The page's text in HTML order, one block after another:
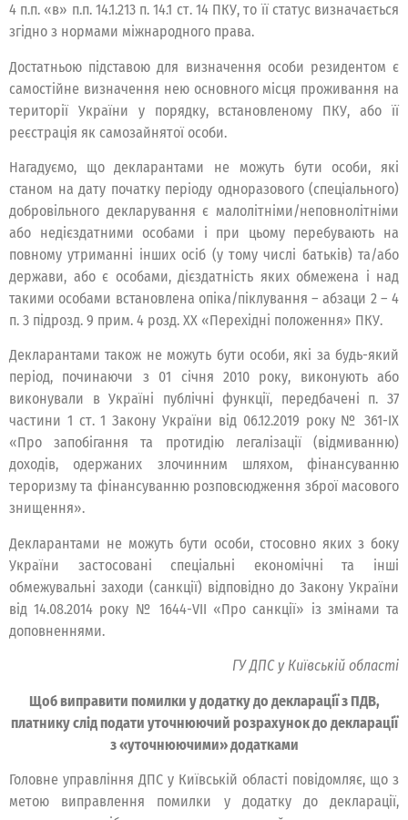
4 п.п. «в» п.п. 14.1.213 п. 14.1 ст. 14 ПКУ, то її статус визначається
згідно з нормами міжнародного права.
Достатньою підставою для визначення особи резидентом є
самостійне визначення нею основного місця проживання на
території України у порядку, встановленому ПКУ, або її
реєстрація як самозайнятої особи.
Нагадуємо, що декларантами не можуть бути особи, які
станом на дату початку періоду одноразового (спеціального)
добровільного декларування є малолітніми/неповнолітніми
або недієздатними особами і при цьому перебувають на
повному утриманні інших осіб (у тому числі батьків) та/або
держави, або є особами, дієздатність яких обмежена і над
такими особами встановлена опіка/піклування – абзаци 2 – 4
п. 3 підрозд. 9 прим. 4 розд. XX «Перехідні положення» ПКУ.
Декларантами також не можуть бути особи, які за будь-який
період, починаючи з 01 січня 2010 року, виконують або
виконували в Україні публічні функції, передбачені п. 37
частини 1 ст. 1 Закону України від 06.12.2019 року № 361-ІХ
«Про запобігання та протидію легалізації (відмиванню)
доходів, одержаних злочинним шляхом, фінансуванню
тероризму та фінансуванню розповсюдження зброї масового
знищення».
Декларантами не можуть бути особи, стосовно яких з боку
України застосовані спеціальні економічні та інші
обмежувальні заходи (санкції) відповідно до Закону України
від 14.08.2014 року № 1644-VII «Про санкції» із змінами та
доповненнями.
ГУ ДПС у Київській області
Щоб виправити помилки у додатку до декларації з ПДВ,
платнику слід подати уточнюючий розрахунок до декларації
з «уточнюючими» додатками
Головне управління ДПС у Київській області повідомляє, що з
метою виправлення помилки у додатку до декларації,